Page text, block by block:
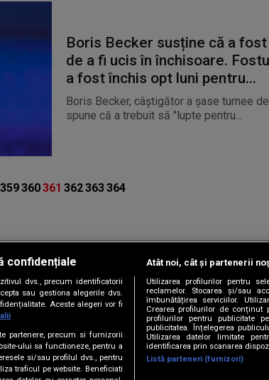
Boris Becker susține că a fost
de a fi ucis în închisoare.
a fost închis opt luni pentru...
Boris Becker, câștigător a șase turnee
spune că a trebuit să "lupte pentru...
359360361 362363364
Copyright © 2026 / DIGI
|Termeni și condiții |Politica de
Urmărește-ne și pe
confidențiale
dvs., precum identificatorii
sau gestiona alegerile dvs.
Aceste alegeri vor fi
partenere, precum si furnizorii
ului sa functioneze, pentru a
si/sau profilul dvs., pentru
traficul pe website. Beneficiati
Atât noi, cât și partenerii
Utilizarea profilurilor pentru
reclamelor. Stocarea și/sau
îmbunătățirea serviciilor.
Crearea profilurilor de conținut
profilurilor pentru publicitate
publicitatea. Înțelegerea
Utilizarea datelor limitate
identificarea prin scanarea
Listă parteneri (furnizori)